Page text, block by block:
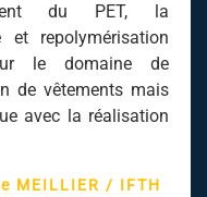
du PET, la
et repolymérisation
le domaine de
de vêtements mais
avec la réalisation
MEILLIER / IFTH